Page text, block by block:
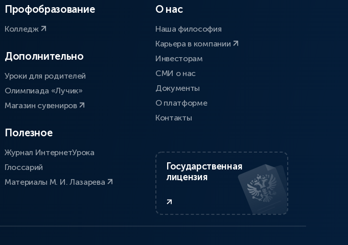
Профобразование
Колледж
Дополнительно
Уроки для родителей
Олимпиада «Лучик»
Магазин сувениров
Полезное
Журнал ИнтернетУрока
Глоссарий
Материалы М. И. Лазарева
О нас
Наша философия
Карьера в компании
Инвесторам
СМИ о нас
Документы
О платформе
Контакты
Государственная
лицензия